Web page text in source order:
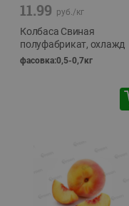
11.99 руб./кг
Колбаса Свиная
полуфабрикат, охлажд
фасовка:0,5-0,7кг